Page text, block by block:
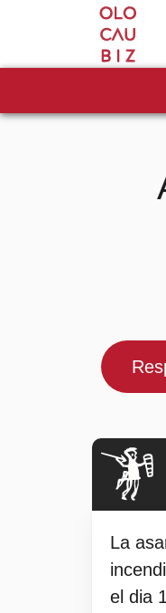
La
el dia